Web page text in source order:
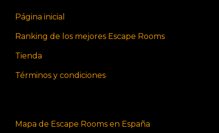
Página inicial
Ranking de los mejores Escape Rooms
Tienda
Términos y condiciones
Mapa de Escape Rooms en España